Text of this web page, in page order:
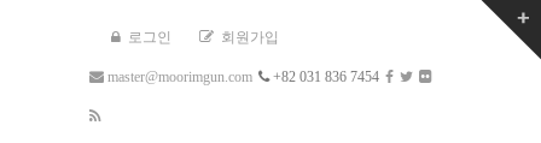
로그인 회원가입
master@moorimgun.com +82 031 836 7454